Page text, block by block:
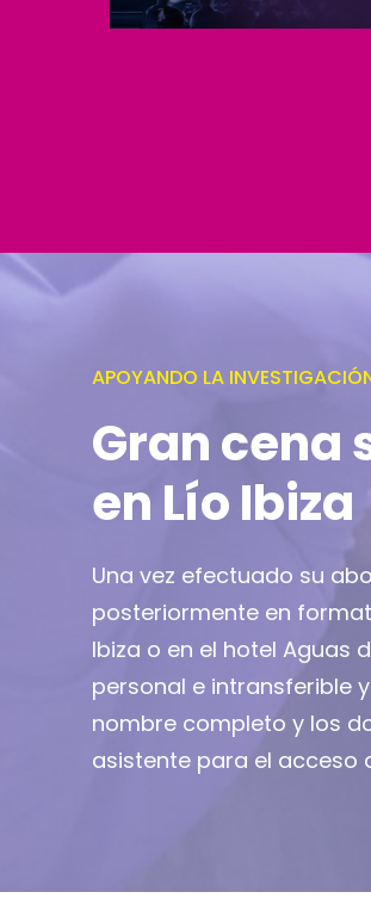
APOYANDO LA
Gran cena
en Lío Ibiza
Una vez efectuado su
posteriormente en
Ibiza o en el hotel Aguas
personal e intransferible
nombre completo y los
asistente para el acceso